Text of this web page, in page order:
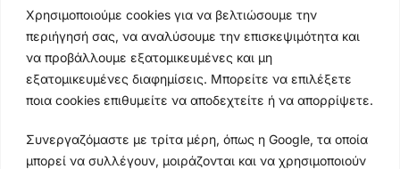
Χρησιμοποιούμε cookies για να βελτιώσουμε την
περιήγησή σας, να αναλύσουμε την επισκεψιμότητα και
να προβάλλουμε εξατομικευμένες και μη
εξατομικευμένες διαφημίσεις. Μπορείτε να επιλέξετε
ποια cookies επιθυμείτε να αποδεχτείτε ή να απορρίψετε.
Συνεργαζόμαστε με τρίτα μέρη, όπως η Google, τα οποία
μπορεί να συλλέγουν, μοιράζονται και να χρησιμοποιούν
210 4929089
Κεντρικό τηλέφωνο
info@thikishop.gr
Δευ - Σάβ: 10:00 - 21:00